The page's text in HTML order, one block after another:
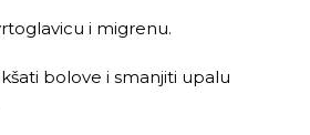
i migrenu.
bolove i smanjiti upalu